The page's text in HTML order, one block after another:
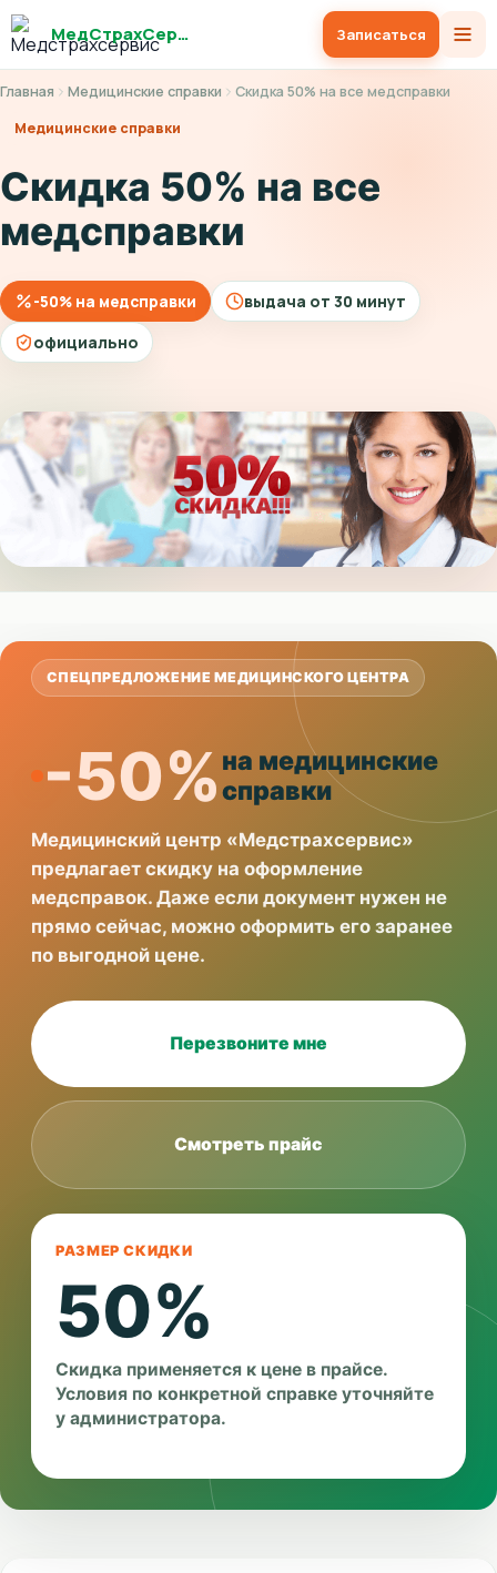
МедСтрахСервис Записаться
Главная Медицинские справки
Скидка 50% на все медсправки
Медицинские справки
Скидка 50% на все
медсправки
-50% на медсправки
выдача от 30 минут
официально
СПЕЦПРЕДЛОЖЕНИЕ МЕДИЦИНСКОГО ЦЕНТРА
-50% на медицинские
справки
Медицинский центр «Медстрахсервис»
предлагает скидку на оформление
медсправок. Даже если документ нужен не
прямо сейчас, можно оформить его заранее
по выгодной цене.
Перезвоните мне
Смотреть прайс
РАЗМЕР СКИДКИ
50%
Скидка применяется к цене в прайсе.
Условия по конкретной справке уточняйте
у администратора.